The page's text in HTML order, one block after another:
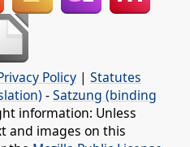
Policy | Statutes
-Satzung (binding
information: Unless
and images on this